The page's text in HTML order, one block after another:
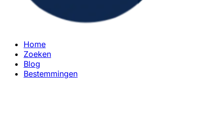
Home
Zoeken
Blog
Bestemmingen